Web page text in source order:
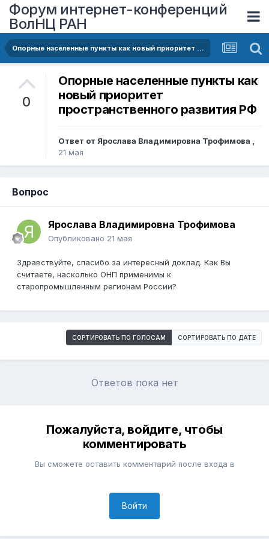
Форум интернет-конференций
ВолНЦ РАН
Опорные населенные пункты как новый приоритет пространственного развития Российской Федерации
0
Опорные населенные пункты как
новый приоритет
пространственного развития РФ
Ответ от Ярослава Владимировна Трофимова ,
21 мая
Вопрос
Ярослава Владимировна Трофимова
Опубликовано 21 мая
Здравствуйте, спасибо за интересный доклад. Как Вы
считаете, насколько ОНП применимы к
старопромышленным регионам России?
СОРТИРОВАТЬ ПО ГОЛОСАМ СОРТИРОВАТЬ ПО ДАТЕ
Ответов пока нет
Пожалуйста, войдите, чтобы
комментировать
Вы сможете оставить комментарий после входа в
Войти